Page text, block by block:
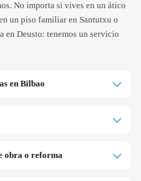
No importa si vives en un ático
un piso familiar en Santutxu o
en Deusto: tenemos un servicio
en Bilbao
obra o reforma